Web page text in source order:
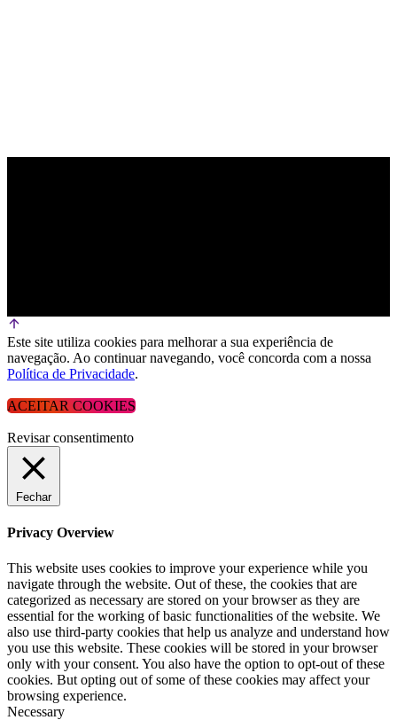
Este site utiliza cookies para melhorar a sua experiência de
navegação. Ao continuar navegando, você concorda com a nossa
Política de Privacidade.
ACEITAR COOKIES
Revisar consentimento
Fechar
Privacy Overview
This website uses cookies to improve your experience while you
navigate through the website. Out of these, the cookies that are
categorized as necessary are stored on your browser as they are
essential for the working of basic functionalities of the website. We
also use third-party cookies that help us analyze and understand how
you use this website. These cookies will be stored in your browser
only with your consent. You also have the option to opt-out of these
cookies. But opting out of some of these cookies may affect your
browsing experience.
Necessary